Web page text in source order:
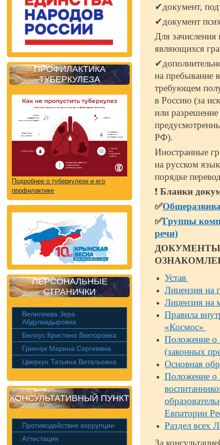
ПРОФИЛАКТИКА
ТУБЕРКУЛЕЗА
Подробнее о туберкулезе и его
профилактике
ПЕРСОНАЛЬНЫЕ
СТРАНИЧКИ
Велиляева Зера
Абдулкадыровна
Белоус Кристина Викторовна
Гринчук Марина Сергеевна
Цверкун Татьяна Витальевна
КОНСУЛЬТАТИВНЫЙ ПУНКТ
Противодействие коррупции
Аттестация
✔документ,
✔документ
Для зачисления
являющихся
на пребывание
требующем
в Россию (за
или
РФ).
Иностранные
на русском
порядке
❗ Бланки
✅
✅Группы
речи)
Устав
Лицензия на
Лицензия на
Правила
«Космос»
Положение о
(законных
Основная
Положение о
Евпатории
Раздел
За